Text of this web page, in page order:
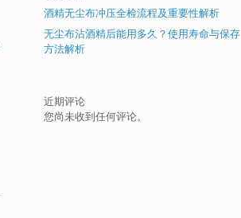
酒精无尘布冲压全检流程及重要性解析
无尘布沾酒精后能用多久？使用寿命与保存
方法解析
近期评论
您尚未收到任何评论。